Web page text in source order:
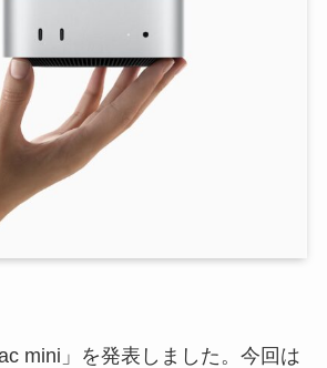
mini」を発表しました。今回は